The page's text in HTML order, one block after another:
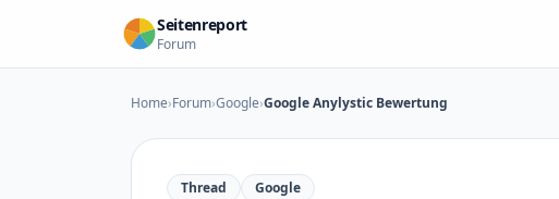
Zum Inhalt springen
Seitenreport
Forum
Home›Forum›Google›Google Anylystic Bewertung
Thread Google